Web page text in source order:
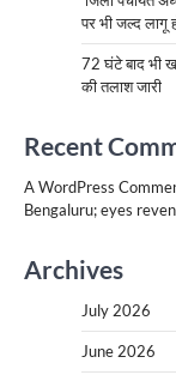
पर भी जल्द लागू
72 घंटे बाद भी
की तलाश जारी
Recent
A WordPress
Bengaluru; eyes
Archives
July 2026
June 2026